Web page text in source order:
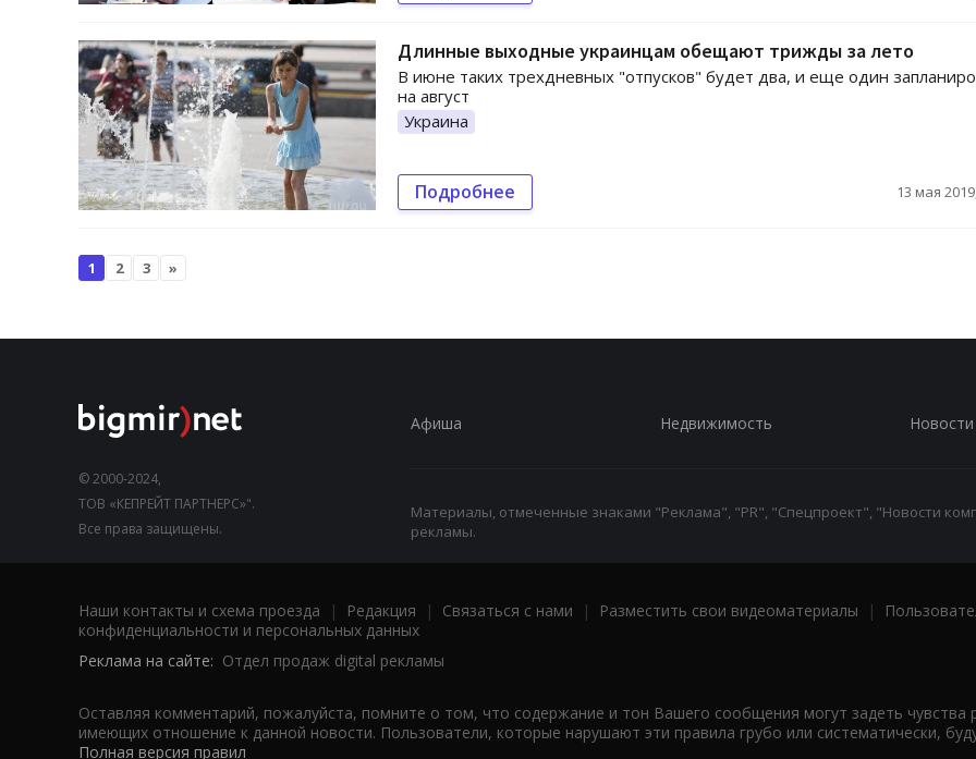
Длинные выходные украинцам обещают трижды за лето
В июне таких трехдневных "отпусков" будет два, и еще один
на август
Украина
Подробнее 13 мая
1 2 3 »
© 2000-2024,
ТОВ «КЕПРЕЙТ ПАРТНЕРС»".
Все права защищены.
Афиша Недвижимость Новости
Материалы, отмеченные знаками "Реклама", "PR", "Спецпроект", "Новости
рекламы.
Наши контакты и схема проезда | Редакция | Связаться с нами | Разместить свои видеоматериалы |
конфиденциальности и персональных данных
Реклама на сайте: Отдел продаж digital рекламы
Оставляя комментарий, пожалуйста, помните о том, что содержание и тон Вашего сообщения могут задеть чувства
имеющих отношение к данной новости. Пользователи, которые нарушают эти правила грубо или систематически,
Полная версия правил